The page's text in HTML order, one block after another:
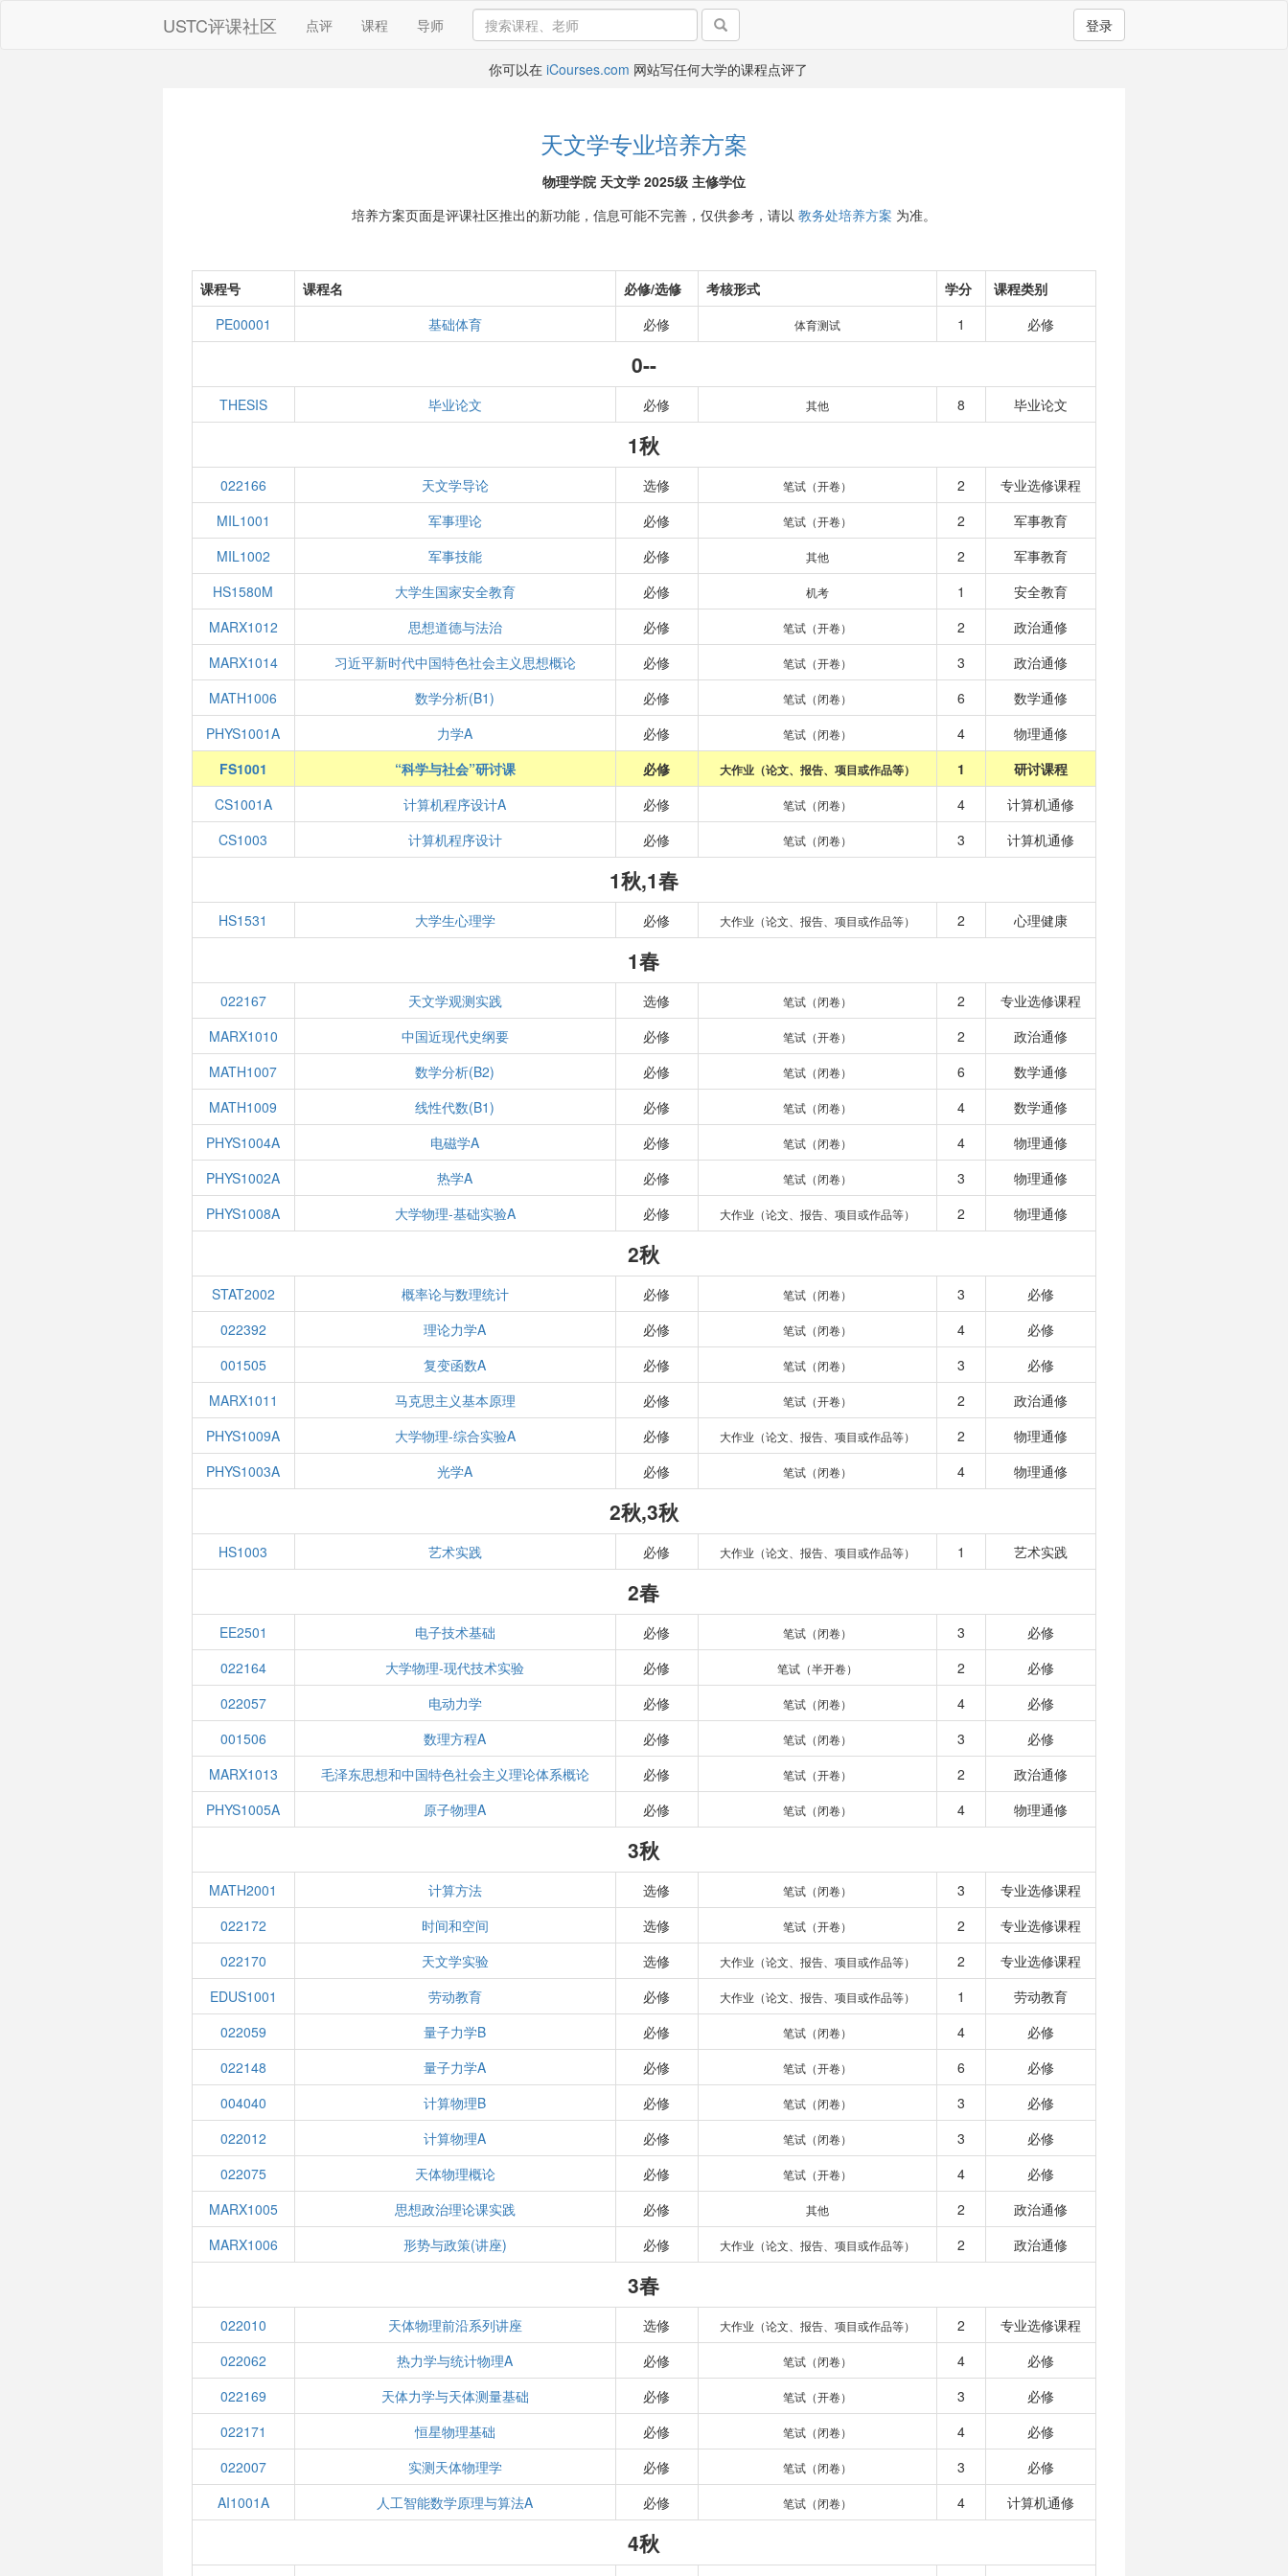
USTC评课社区 点评 课程 导师 登录
你可以在 iCourses.com 网站写任何大学的课程点评了
天文学专业培养方案
物理学院 天文学 2025级 主修学位
培养方案页面是评课社区推出的新功能，信息可能不完善，仅供参考，请以 教务处培养方案 为准。
课程号 课程名 必修/选修 考核形式 学分
课程类别
PE00001
基础体育 必修 体育测试 1 必修
0--
THESIS 毕业论文 必修 其他 8 毕业论文
1秋
022166 天文学导论 选修 笔试（开卷） 2
专业选修课程
MIL1001
军事理论 必修 笔试（开卷） 2
军事教育
MIL1002
军事技能 必修 其他 2
军事教育
HS1580M
大学生国家安全教育 必修 机考 1
安全教育
MARX1012
思想道德与法治 必修 笔试（开卷） 2
政治通修
MARX1014
习近平新时代中国特色社会主义思想概论 必修 笔试（开卷） 3
政治通修
MATH1006
数学分析(B1) 必修 笔试（闭卷） 6
数学通修
PHYS1001A
力学A 必修 笔试（闭卷） 4
物理通修
FS1001
“科学与社会”研讨课 必修 大作业（论文、报告、项目或作品等） 1
研讨课程
CS1001A
计算机程序设计A 必修 笔试（闭卷） 4
计算机通修
CS1003
计算机程序设计 必修 笔试（闭卷） 3 计算机通修
1秋,1春
HS1531 大学生心理学 必修 大作业（论文、报告、项目或作品等） 2 心理健康
1春
022167 天文学观测实践 选修 笔试（闭卷） 2
专业选修课程
MARX1010
中国近现代史纲要 必修 笔试（开卷） 2
政治通修
MATH1007
数学分析(B2) 必修 笔试（闭卷） 6
数学通修
MATH1009
线性代数(B1) 必修 笔试（闭卷） 4
数学通修
PHYS1004A
电磁学A 必修 笔试（闭卷） 4
物理通修
PHYS1002A
热学A 必修 笔试（闭卷） 3
物理通修
PHYS1008A
大学物理-基础实验A 必修 大作业（论文、报告、项目或作品等） 2 物理通修
2秋
STAT2002 概率论与数理统计 必修 笔试（闭卷） 3
必修
022392
理论力学A 必修 笔试（闭卷） 4
必修
001505
复变函数A 必修 笔试（闭卷） 3
必修
MARX1011
马克思主义基本原理 必修 笔试（开卷） 2
政治通修
PHYS1009A
大学物理-综合实验A 必修 大作业（论文、报告、项目或作品等） 2
物理通修
PHYS1003A
光学A 必修 笔试（闭卷） 4 物理通修
2秋,3秋
HS1003 艺术实践 必修 大作业（论文、报告、项目或作品等） 1 艺术实践
2春
EE2501 电子技术基础 必修 笔试（闭卷） 3
必修
022164
大学物理-现代技术实验 必修 笔试（半开卷） 2
必修
022057
电动力学 必修 笔试（闭卷） 4
必修
001506
数理方程A 必修 笔试（闭卷） 3
必修
MARX1013
毛泽东思想和中国特色社会主义理论体系概论 必修 笔试（开卷） 2
政治通修
PHYS1005A
原子物理A 必修 笔试（闭卷） 4 物理通修
3秋
MATH2001 计算方法 选修 笔试（闭卷） 3
专业选修课程
022172
时间和空间 选修 笔试（开卷） 2
专业选修课程
022170
天文学实验 选修 大作业（论文、报告、项目或作品等） 2
专业选修课程
EDUS1001
劳动教育 必修 大作业（论文、报告、项目或作品等） 1
劳动教育
022059
量子力学B 必修 笔试（闭卷） 4
必修
022148
量子力学A 必修 笔试（开卷） 6
必修
004040
计算物理B 必修 笔试（闭卷） 3
必修
022012
计算物理A 必修 笔试（闭卷） 3
必修
022075
天体物理概论 必修 笔试（开卷） 4
必修
MARX1005
思想政治理论课实践 必修 其他 2
政治通修
MARX1006
形势与政策(讲座) 必修 大作业（论文、报告、项目或作品等） 2 政治通修
3春
022010 天体物理前沿系列讲座 选修 大作业（论文、报告、项目或作品等） 2
专业选修课程
022062
热力学与统计物理A 必修 笔试（闭卷） 4
必修
022169
天体力学与天体测量基础 必修 笔试（开卷） 3
必修
022171
恒星物理基础 必修 笔试（闭卷） 4
必修
022007
实测天体物理学 必修 笔试（闭卷） 3
必修
AI1001A
人工智能数学原理与算法A 必修 笔试（闭卷） 4 计算机通修
4秋